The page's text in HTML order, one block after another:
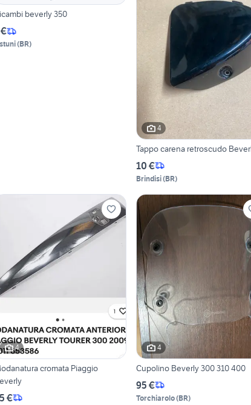
beverly 350
(BR)
4
Tappo carena retroscudo
10 €
Brindisi(BR)
4
cromata Piaggio
€
4
Cupolino Beverly 300 310 400
95 €
Torchiarolo(BR)